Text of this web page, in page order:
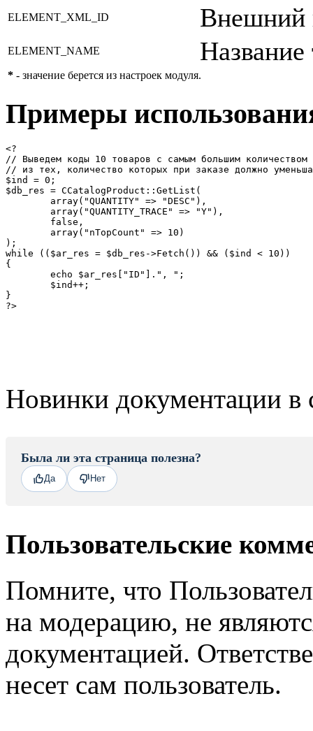
ELEMENT_XML_ID Внешний
ELEMENT_NAME Название
* - значение берется из настроек модуля.
Примеры
<?
// Выведем коды 10 товаров с самым большим количеством
// из тех, количество которых при заказе должно
$ind = 0;
$db_res = CCatalogProduct::GetList(
);
while (($ar_res = $db_res->Fetch()) && ($ind < 10))
{
}
?>
Новинки документации в
Была ли эта страница полезна?
Да Нет
Пользовательские
Помните, что
на модерацию, не
документацией.
несет сам пользователь.